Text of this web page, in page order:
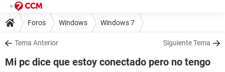
Foros Windows Windows 7
Tema Anterior Siguiente Tema
Mi pc dice que estoy conectado pero no tengo